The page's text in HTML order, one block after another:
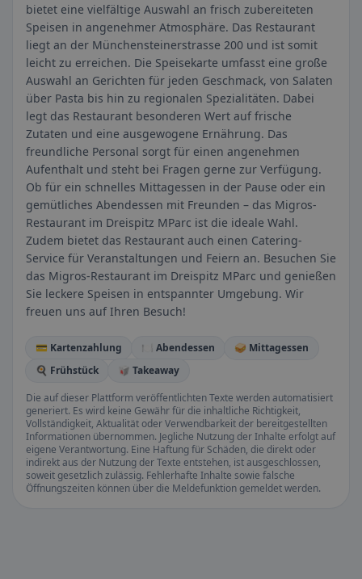
bietet eine vielfältige Auswahl an frisch zubereiteten
Speisen in angenehmer Atmosphäre. Das Restaurant
liegt an der Münchensteinerstrasse 200 und ist somit
leicht zu erreichen. Die Speisekarte umfasst eine große
Auswahl an Gerichten für jeden Geschmack, von Salaten
über Pasta bis hin zu regionalen Spezialitäten. Dabei
legt das Restaurant besonderen Wert auf frische
Zutaten und eine ausgewogene Ernährung. Das
freundliche Personal sorgt für einen angenehmen
Aufenthalt und steht bei Fragen gerne zur Verfügung.
Ob für ein schnelles Mittagessen in der Pause oder ein
gemütliches Abendessen mit Freunden – das Migros-
Restaurant im Dreispitz MParc ist die ideale Wahl.
Zudem bietet das Restaurant auch einen Catering-
Service für Veranstaltungen und Feiern an. Besuchen Sie
das Migros-Restaurant im Dreispitz MParc und genießen
Sie leckere Speisen in entspannter Umgebung. Wir
freuen uns auf Ihren Besuch!
💳 Kartenzahlung 🍽️ Abendessen
🥪 Mittagessen
🍳 Frühstück
🥡 Takeaway
Die auf dieser Plattform veröffentlichten Texte werden automatisiert
generiert. Es wird keine Gewähr für die inhaltliche Richtigkeit,
Vollständigkeit, Aktualität oder Verwendbarkeit der bereitgestellten
Informationen übernommen. Jegliche Nutzung der Inhalte erfolgt auf
eigene Verantwortung. Eine Haftung für Schäden, die direkt oder
indirekt aus der Nutzung der Texte entstehen, ist ausgeschlossen,
soweit gesetzlich zulässig. Fehlerhafte Inhalte sowie falsche
Öffnungszeiten können über die Meldefunktion gemeldet werden.